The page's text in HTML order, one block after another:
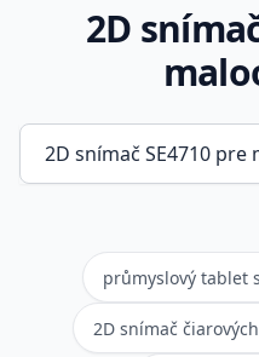
2D
průmyslový tablet
2D snímač